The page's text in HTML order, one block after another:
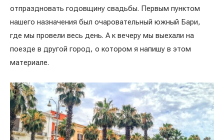
отпраздновать годовщину свадьбы. Первым пунктом
нашего назначения был очаровательный южный Бари,
где мы провели весь день. А к вечеру мы выехали на
поезде в другой город, о котором я напишу в этом
материале.